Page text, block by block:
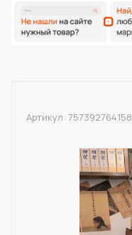
Артикул: 757392764158